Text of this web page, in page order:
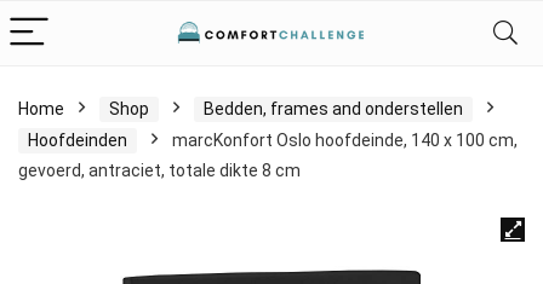
Home Shop
Bedden, frames and onderstellen
Hoofdeinden
marcKonfort Oslo hoofdeinde, 140 x 100 cm,
gevoerd, antraciet, totale dikte 8 cm